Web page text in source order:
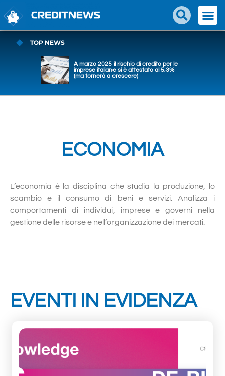
TOP NEWS
A marzo 2025 il rischio di credito per le
imprese italiane si è attestato al 5,3%
(ma tornerà a crescere)
ECONOMIA
L’economia è la disciplina che studia la produzione, lo
scambio e il consumo di beni e servizi. Analizza i
comportamenti di individui, imprese e governi nella
gestione delle risorse e nell’organizzazione dei mercati.
EVENTI IN EVIDENZA